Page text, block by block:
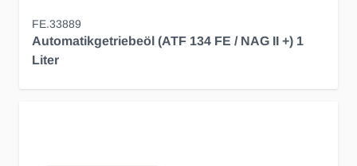
FE.33889
Automatikgetriebeöl (ATF 134 FE / NAG II +) 1
Liter